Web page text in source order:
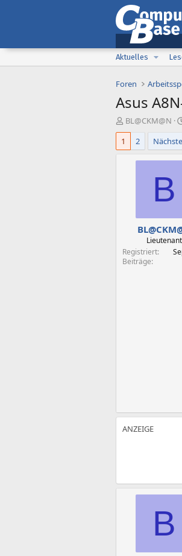
Aktuelles
Foren
Asus
E
r
t
BL@CKM@N
1
2 Nächste
B
Lieutenant
Registriert
Beiträge
B